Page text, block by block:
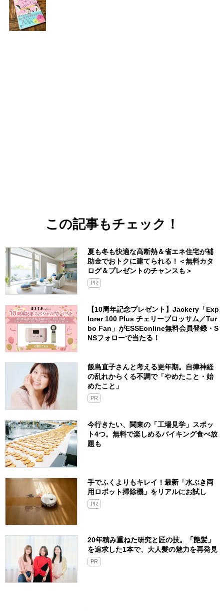
この記事もチェック！
夏も冬も快適な高断熱＆省エネ住宅が補
助金でおトクに建てられる！＜無料カタ
ログ＆プレゼントのチャンスも＞
PR
【10周年記念プレゼント】Jackery「Exp
lorer 100 Plus チェリーブロッサム／Tur
bo Fan」がESSEonline無料会員登録・S
NSフォローで当たる！
飯島直子さんと考える更年期。自律神経
の乱れからくる不調で「やめたこと・始
めたこと」
PR
今行きたい、関東の「工場見学」スポッ
ト4つ。無料で楽しめるバイキング食べ放
題も
手でふくよりもキレイ！最新「水ぶき両
用ロボット掃除機」をリアルにお試し
PR
20年積み重ねた研究と匠の技。「艶髪」
を追求した1本で、大人髪の魅力を再発見
PR